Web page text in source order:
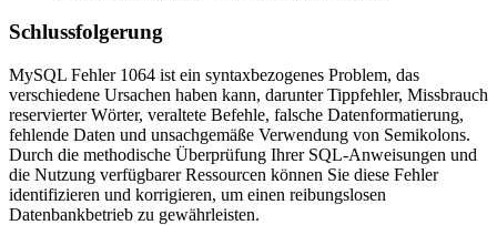
Schlussfolgerung
MySQL Fehler 1064 ist ein syntaxbezogenes Problem, das
verschiedene Ursachen haben kann, darunter Tippfehler, Missbrauch
reservierter Wörter, veraltete Befehle, falsche Datenformatierung,
fehlende Daten und unsachgemäße Verwendung von Semikolons.
Durch die methodische Überprüfung Ihrer SQL-Anweisungen und
die Nutzung verfügbarer Ressourcen können Sie diese Fehler
identifizieren und korrigieren, um einen reibungslosen
Datenbankbetrieb zu gewährleisten.